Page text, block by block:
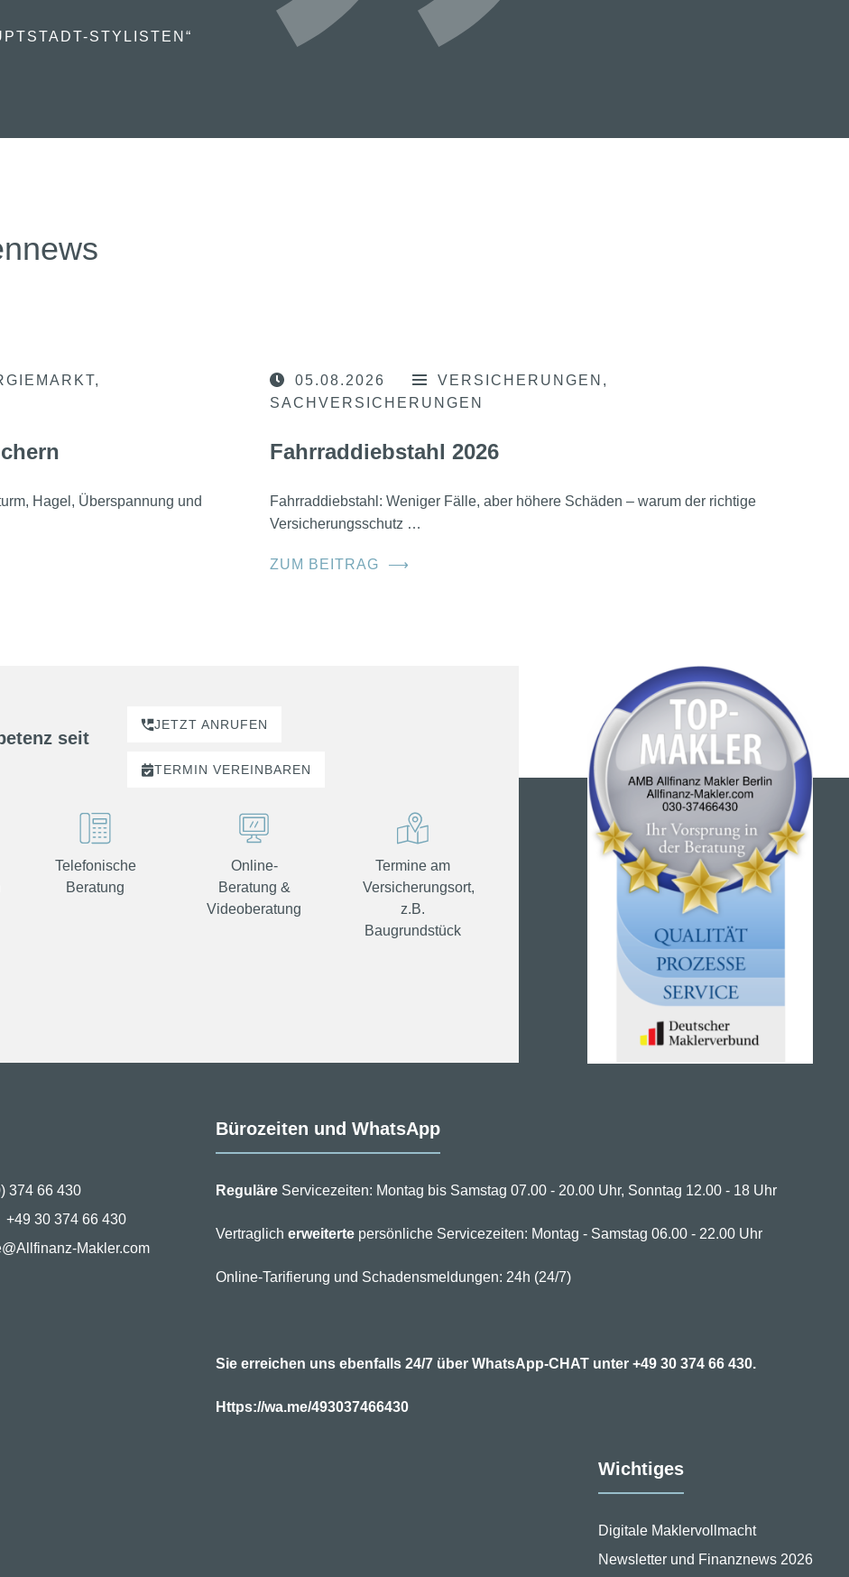
STYLISTEN“
Hagel, Überspannung und
05.08.2026
VERSICHERUNGEN
SACHVERSICHERUNGEN
Fahrraddiebstahl 2026
Fahrraddiebstahl: Weniger Fälle, aber höhere Schäden – warum der richtige
Versicherungsschutz …
ZUM BEITRAG ⟶
seit
JETZT ANRUFEN
TERMIN VEREINBAREN
Telefonische
Beratung
Online-
Beratung &
Videoberatung
Termine am
Versicherungsort,
z.B.
Baugrundstück
374 66 430
+49 30 374 66 430
Makler.com
Bürozeiten und WhatsApp
ReguläreServicezeiten: Montag bis Samstag 07.00 - 20.00 Uhr, Sonntag 12.00 - 18 Uhr
Vertraglich erweitertepersönliche Servicezeiten: Montag - Samstag 06.00 - 22.00 Uhr
Online-Tarifierung und Schadensmeldungen: 24h (24/7)
Sie erreichen uns ebenfalls 24/7 über WhatsApp-CHAT unter +49 30 374 66 430.
Https://wa.me/493037466430
Wichtiges
Digitale Maklervollmacht
Newsletter und Finanznews 2026